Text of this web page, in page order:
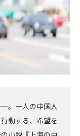
。一人の中国人
動する、希望を